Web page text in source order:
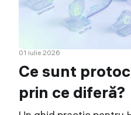
01 iulie 2026
Ce sunt
prin ce diferă?